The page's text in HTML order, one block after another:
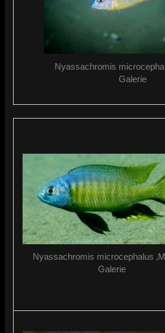
Nyassachromis
Galerie
Nyassachromis microcephalus
Galerie